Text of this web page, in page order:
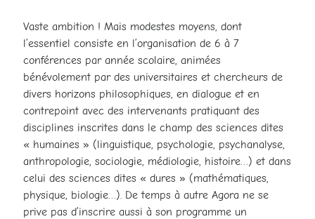
Vaste ambition ! Mais modestes moyens, dont
l’essentiel consiste en l’organisation de 6 à 7
conférences par année scolaire, animées
bénévolement par des universitaires et chercheurs de
divers horizons philosophiques, en dialogue et en
contrepoint avec des intervenants pratiquant des
disciplines inscrites dans le champ des sciences dites
« humaines » (linguistique, psychologie, psychanalyse,
anthropologie, sociologie, médiologie, histoire…) et dans
celui des sciences dites « dures » (mathématiques,
physique, biologie…). De temps à autre Agora ne se
prive pas d’inscrire aussi à son programme un